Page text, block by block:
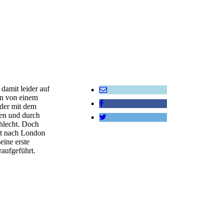
leider auf
von einem
mit dem
und durch
Doch
nach London
erste